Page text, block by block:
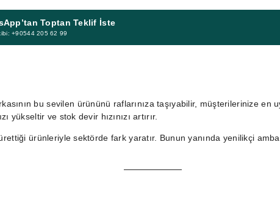
Toptan Teklif İste
+90544 205 62 99
bu sevilen ürününü raflarınıza taşıyabilir, müşterilerinize
yükseltir ve stok devir hızınızı artırır.
ürünleriyle sektörde fark yaratır. Bunun yanında yenilikçi